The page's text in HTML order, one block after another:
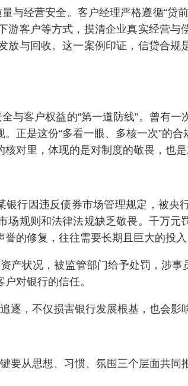
经营安全。客户经理严格遵循“贷
客户等方式，摸清企业真实经营
与回收。这一案例印证，信贷合
与客户权益的“第一道防线”。曾有
正是这份“多看一眼、多核一次”的
对里，体现的是对制度的敬畏，也是
行因违反债券市场管理规定，被央
规则和法律法规缺乏敬畏。千万
的修复，往往需要长期且巨大的投入
产状况，被监管部门给予处罚，涉
对银行的信任。
，不仅损害银行发展根基，也会影
要从思想、习惯、氛围三个层面共同